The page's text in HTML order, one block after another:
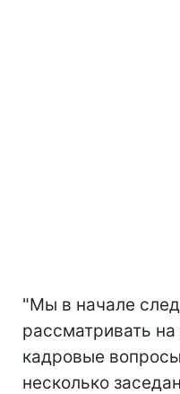
"Мы в начале
рассматривать
кадровые
несколько